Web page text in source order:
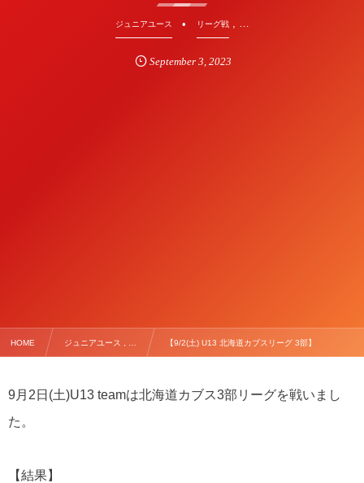
ジュニアユース リーグ戦, …
September 3 ,2023
HOME ジュニアユース , … 【9/2(土) U13 北海道カブスリーグ 3部】
9月 2 日 (土)U13 teamは北海道カブス3部リーグを戦いまし
た。
【結果】